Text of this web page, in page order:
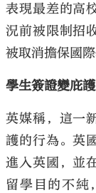
表現最差的高
況前被限制招
被取消擔保國
學生簽證變庇護
英媒稱，這一
護的行為。英
進入英國，並
留學目的不純